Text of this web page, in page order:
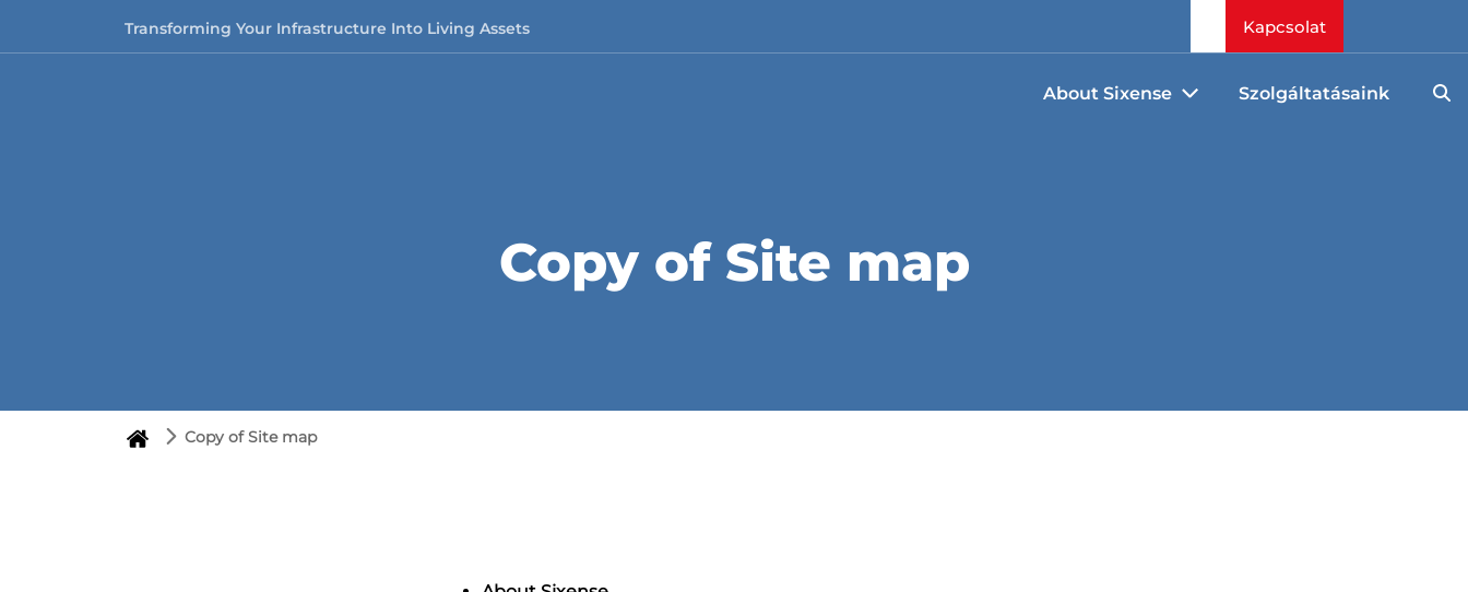
Skip to content
Transforming Your Infrastructure Into Living Assets Kapcsolat
About Sixense Szolgáltatásaink
Copy of Site map
Copy of Site map